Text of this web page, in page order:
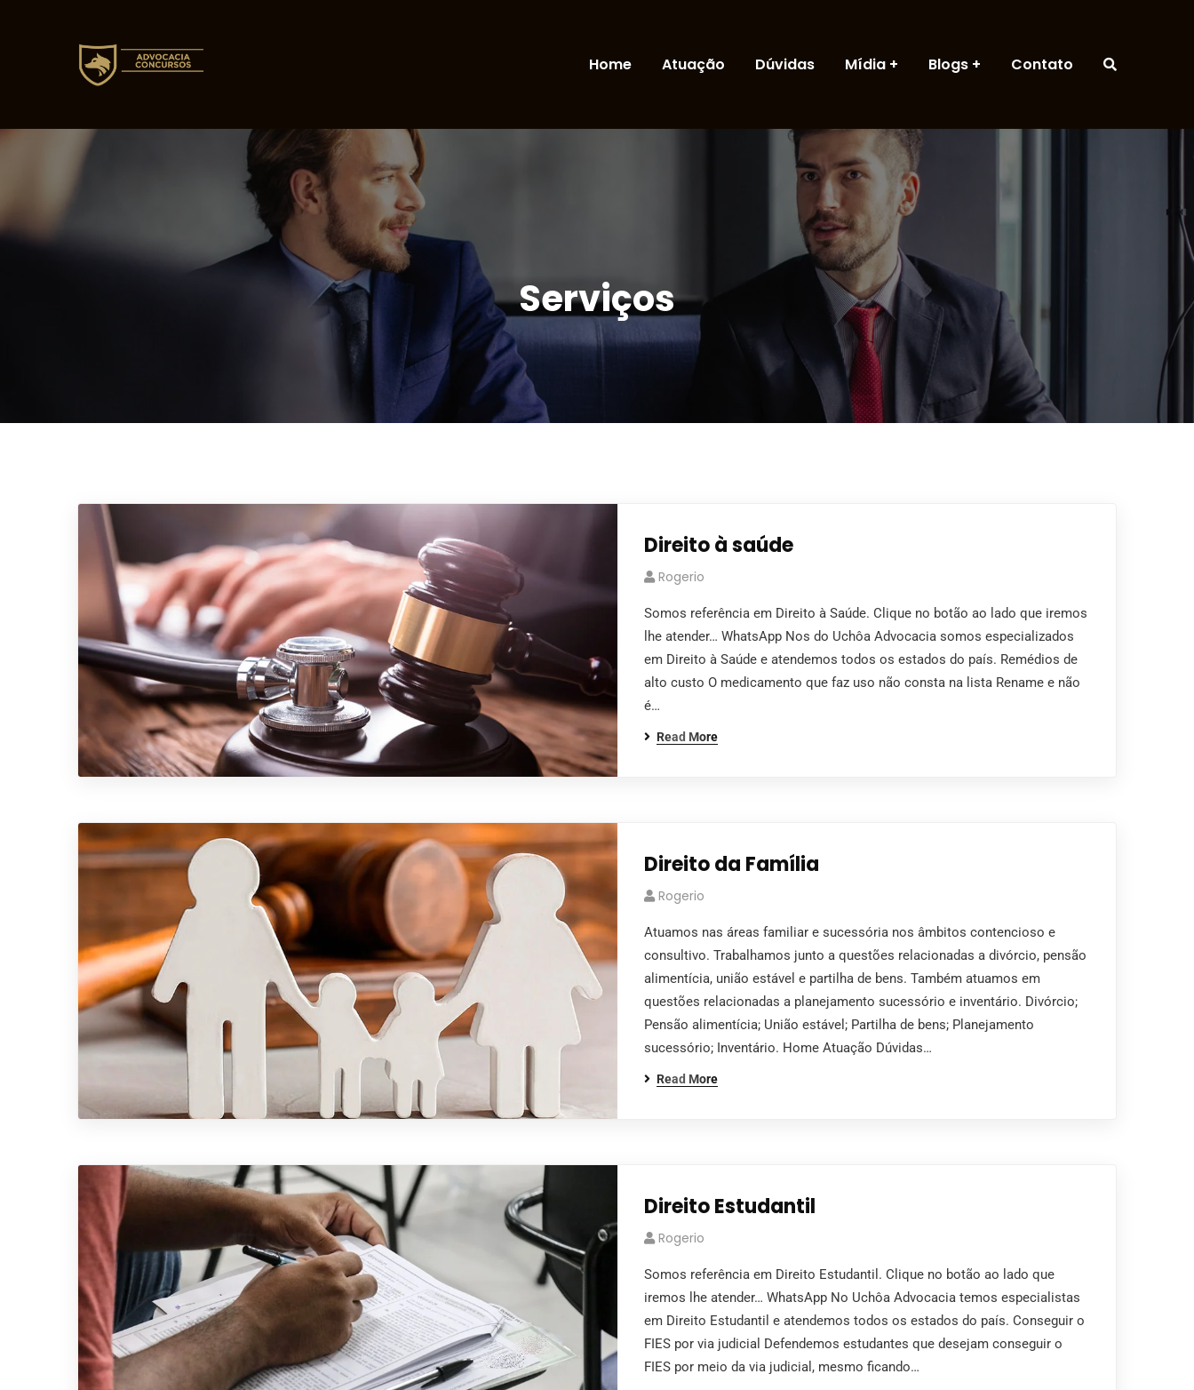
Home Atuação Dúvidas Mídia Blogs Contato
Serviços
Direito à saúde
Rogerio
Somos referência em Direito à Saúde. Clique no botão ao lado que iremos
lhe atender… WhatsApp Nos do Uchôa Advocacia somos especializados
em Direito à Saúde e atendemos todos os estados do país. Remédios de
alto custo O medicamento que faz uso não consta na lista Rename e não
é…
Read More
Direito da Família
Rogerio
Atuamos nas áreas familiar e sucessória nos âmbitos contencioso e
consultivo. Trabalhamos junto a questões relacionadas a divórcio, pensão
alimentícia, união estável e partilha de bens. Também atuamos em
questões relacionadas a planejamento sucessório e inventário. Divórcio;
Pensão alimentícia; União estável; Partilha de bens; Planejamento
sucessório; Inventário. Home Atuação Dúvidas…
Read More
Direito Estudantil
Rogerio
Somos referência em Direito Estudantil. Clique no botão ao lado que
iremos lhe atender… WhatsApp No Uchôa Advocacia temos especialistas
em Direito Estudantil e atendemos todos os estados do país. Conseguir o
FIES por via judicial Defendemos estudantes que desejam conseguir o
FIES por meio da via judicial, mesmo ficando…